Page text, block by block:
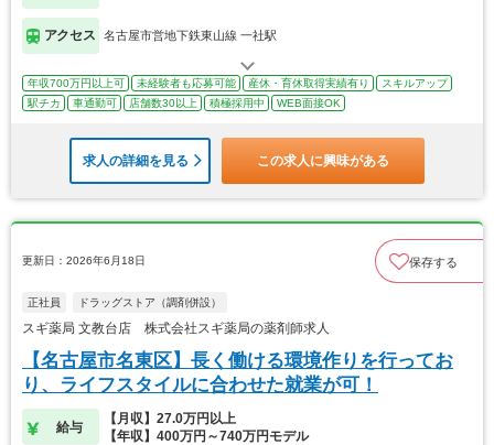
アクセス 名古屋市営地下鉄東山線 一社駅
年収700万円以上可 未経験者も応募可能 産休・育休取得実績有り
スキルアップ
駅チカ
車通勤可 店舗数30以上 積極採用中 WEB面接OK
求人の詳細を見る この求人に興味がある
更新日：2026年6月18日 保存する
正社員 ドラッグストア（調剤併設）
スギ薬局 文教台店 株式会社スギ薬局の薬剤師求人
【名古屋市名東区】長く働ける環境作りを行ってお
り、ライフスタイルに合わせた就業が可！
給与
【月収】27.0万円以上
【年収】400万円～740万円モデル